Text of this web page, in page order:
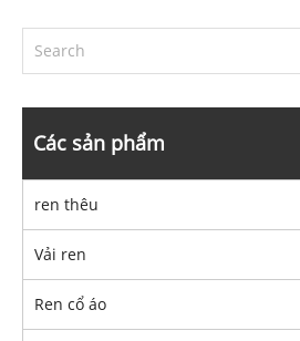
Các sản phẩm
ren thêu
Vải ren
Ren cổ áo